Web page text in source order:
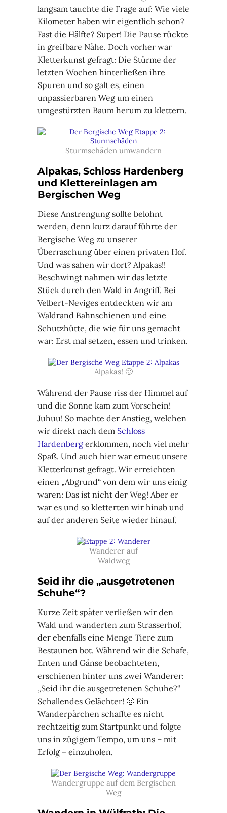
langsam tauchte die Frage auf: Wie viele
Kilometer haben wir eigentlich schon?
Fast die Hälfte? Super! Die Pause rückte
in greifbare Nähe. Doch vorher war
Kletterkunst gefragt: Die Stürme der
letzten Wochen hinterließen ihre
Spuren und so galt es, einen
unpassierbaren Weg um einen
umgestürzten Baum herum zu klettern.
Sturmschäden umwandern
Alpakas, Schloss Hardenberg
und Klettereinlagen am
Bergischen Weg
Diese Anstrengung sollte belohnt
werden, denn kurz darauf führte der
Bergische Weg zu unserer
Überraschung über einen privaten Hof.
Und was sahen wir dort? Alpakas!!
Beschwingt nahmen wir das letzte
Stück durch den Wald in Angriff. Bei
Velbert-Neviges entdeckten wir am
Waldrand Bahnschienen und eine
Schutzhütte, die wie für uns gemacht
war: Erst mal setzen, essen und trinken.
Alpakas! 🙂
Während der Pause riss der Himmel auf
und die Sonne kam zum Vorschein!
Juhuu! So machte der Anstieg, welchen
wir direkt nach dem Schloss
Hardenberg erklommen, noch viel mehr
Spaß. Und auch hier war erneut unsere
Kletterkunst gefragt. Wir erreichten
einen „Abgrund“ von dem wir uns einig
waren: Das ist nicht der Weg! Aber er
war es und so kletterten wir hinab und
auf der anderen Seite wieder hinauf.
Wanderer auf
Waldweg
Seid ihr die „ausgetretenen
Schuhe“?
Kurze Zeit später verließen wir den
Wald und wanderten zum Strasserhof,
der ebenfalls eine Menge Tiere zum
Bestaunen bot. Während wir die Schafe,
Enten und Gänse beobachteten,
erschienen hinter uns zwei Wanderer:
„Seid ihr die ausgetretenen Schuhe?“
Schallendes Gelächter! 🙂 Ein
Wanderpärchen schaffte es nicht
rechtzeitig zum Startpunkt und folgte
uns in zügigem Tempo, um uns – mit
Erfolg – einzuholen.
Wandergruppe auf dem Bergischen
Weg